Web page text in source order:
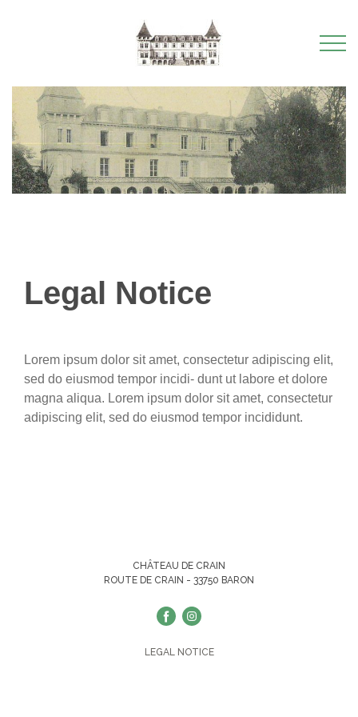
Legal Notice
Lorem ipsum dolor sit amet, consectetur adipiscing elit,
sed do eiusmod tempor incidi- dunt ut labore et dolore
magna aliqua. Lorem ipsum dolor sit amet, consectetur
adipiscing elit, sed do eiusmod tempor incididunt.
CHÂTEAU DE CRAIN
ROUTE DE CRAIN - 33750 BARON
LEGAL NOTICE